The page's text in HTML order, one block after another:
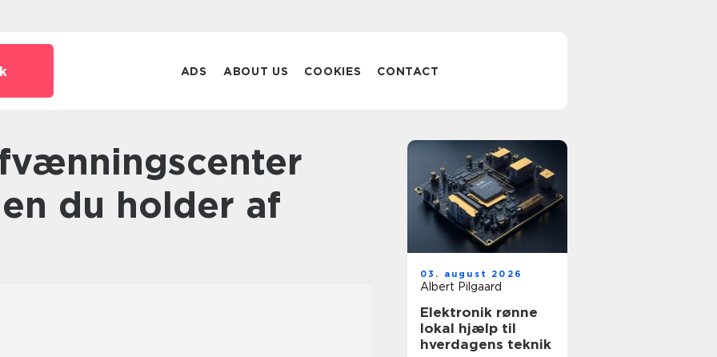
ADS ABOUT US COOKIES CONTACT
du holder af
03. august 2026
Albert Pilgaard
Elektronik rønne
lokal hjælp til
hverdagens teknik